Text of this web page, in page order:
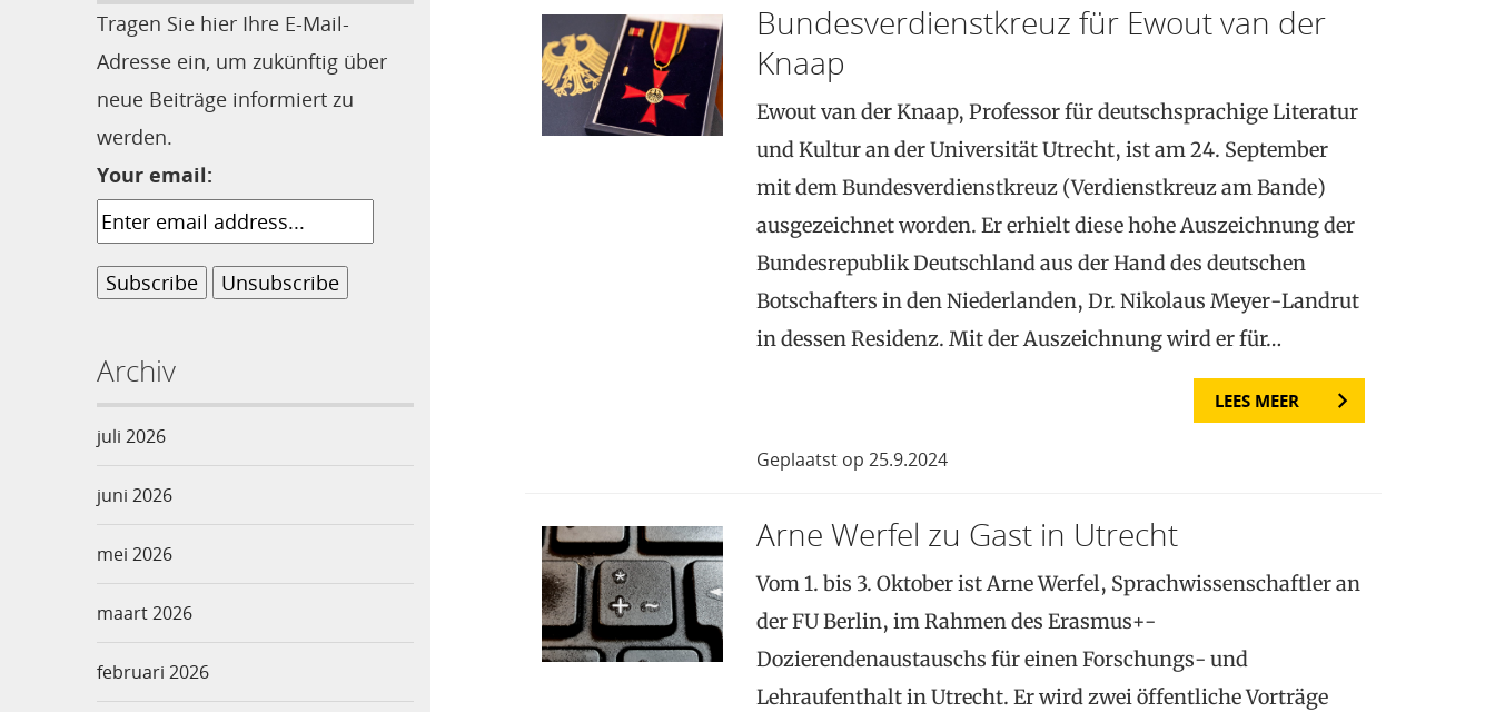
Tragen Sie hier Ihre E-Mail-
Adresse ein, um zukünftig über
neue Beiträge informiert zu
werden.
Your email:
Archiv
juli 2026
juni 2026
mei 2026
maart 2026
februari 2026
Bundesverdienstkreuz für Ewout van der
Knaap
Ewout van der Knaap, Professor für deutschsprachige Literatur
und Kultur an der Universität Utrecht, ist am 24. September
mit dem Bundesverdienstkreuz (Verdienstkreuz am Bande)
ausgezeichnet worden. Er erhielt diese hohe Auszeichnung der
Bundesrepublik Deutschland aus der Hand des deutschen
Botschafters in den Niederlanden, Dr. Nikolaus Meyer-Landrut
in dessen Residenz. Mit der Auszeichnung wird er für…
LEES MEER
Geplaatst op 25.9.2024
Arne Werfel zu Gast in Utrecht
Vom 1. bis 3. Oktober ist Arne Werfel, Sprachwissenschaftler an
der FU Berlin, im Rahmen des Erasmus+-
Dozierendenaustauschs für einen Forschungs- und
Lehraufenthalt in Utrecht. Er wird zwei öffentliche Vorträge